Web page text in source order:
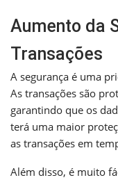
Aumento da
Transações
A segurança é uma
As transações são
garantindo que os
terá uma maior
as transações em
Além disso, é muito